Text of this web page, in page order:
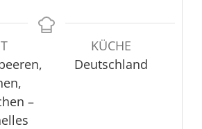
–
KÜCHE
Deutschland